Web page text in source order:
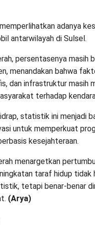
adanya
antarwilayah di Sulsel.
persentasenya masih
menandakan bahwa
dan infrastruktur masih
terhadap
statistik ini menjadi
untuk memperkuat
kesejahteraan.
menargetkan
taraf hidup tidak
tetapi benar-benar
(Arya)